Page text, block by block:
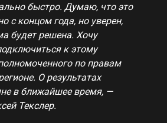
быстро. Думаю, что это
с концом года, но уверен,
будет решена. Хочу
к этому
по правам
О результатах
в ближайшее время, —
Текслер.